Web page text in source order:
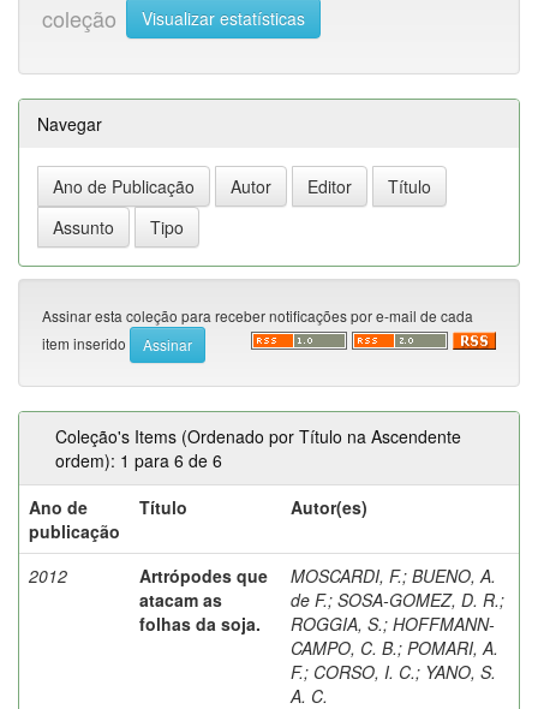
coleção
Visualizar estatísticas
Navegar
Assinar esta coleção para receber notificações por e-mail de cada
item inserido
Coleção's Items (Ordenado por Título na Ascendente
ordem): 1 para 6 de 6
Ano de
publicação
Título Autor(es)
2012
Artrópodes que
atacam as
folhas da soja.
MOSCARDI, F.; BUENO, A.
de F.; SOSA-GOMEZ, D. R.;
ROGGIA, S.; HOFFMANN-
CAMPO, C. B.; POMARI, A.
F.; CORSO, I. C.; YANO, S.
A. C.